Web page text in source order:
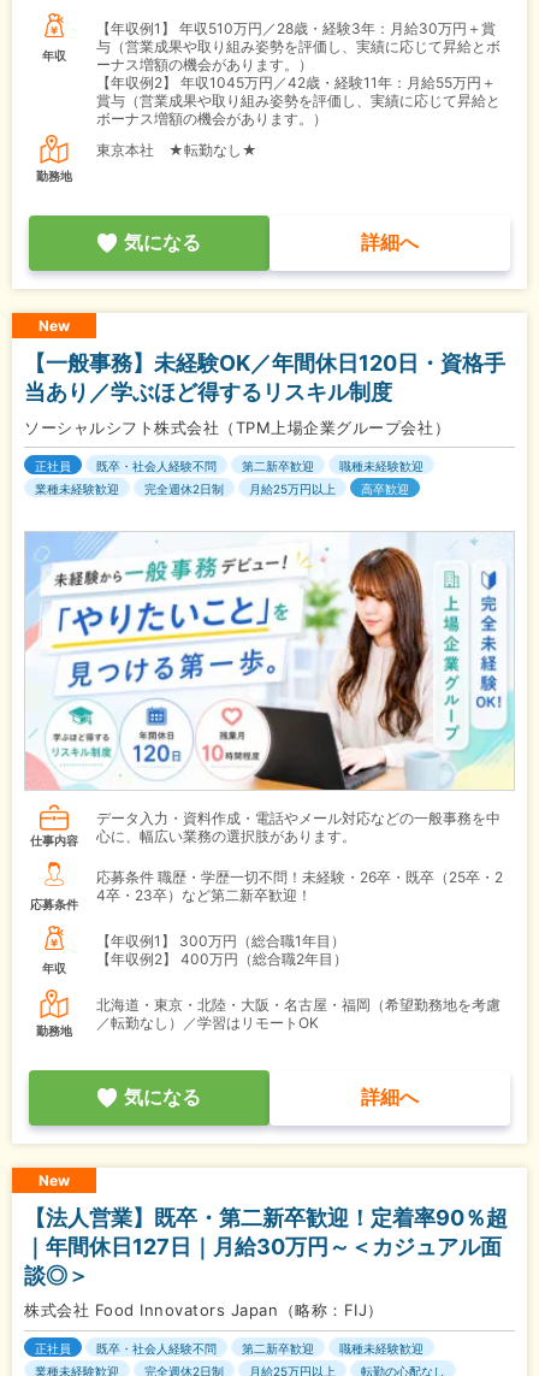
年収
【年収例1】
年収510万円／28歳・経験3年：月給30万円＋賞
与（営業成果や取り組み姿勢を評価し、実績に応じて昇給とボ
ーナス増額の機会があります。）
【年収例2】
年収1045万円／42歳・経験11年：月給55万円＋
賞与（営業成果や取り組み姿勢を評価し、実績に応じて昇給と
ボーナス増額の機会があります。）
勤務地
東京本社 ★転勤なし★
気になる 詳細へ
New
【一般事務】未経験OK／年間休日120日・資格手
当あり／学ぶほど得するリスキル制度
ソーシャルシフト株式会社（TPM上場企業グループ会社）
正社員 既卒・社会人経験不問 第二新卒歓迎
職種未経験歓迎
業種未経験歓迎
完全週休2日制 月給25万円以上 高卒歓迎
仕事内容
データ入力・資料作成・電話やメール対応などの一般事務を中
心に、幅広い業務の選択肢があります。
応募条件
応募条件 職歴・学歴一切不問！未経験・26卒・既卒（25卒・2
4卒・23卒）など第二新卒歓迎！
年収
【年収例1】
300万円（総合職1年目）
【年収例2】
400万円（総合職2年目）
勤務地
北海道・東京・北陸・大阪・名古屋・福岡（希望勤務地を考慮
／転勤なし）／学習はリモートOK
気になる 詳細へ
New
【法人営業】既卒・第二新卒歓迎！定着率90％超
｜年間休日127日｜月給30万円～＜カジュアル面
談◎＞
株式会社 Food Innovators Japan（略称：FIJ）
正社員 既卒・社会人経験不問 第二新卒歓迎
職種未経験歓迎
業種未経験歓迎
完全週休2日制 月給25万円以上 転勤の心配なし